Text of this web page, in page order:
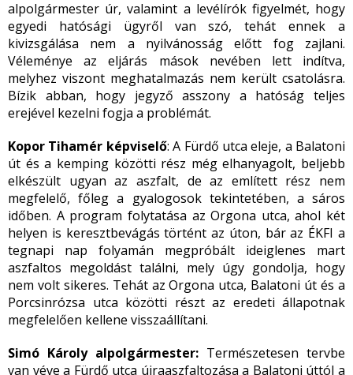
alpolgármester úr, valamint a levélírók figyelmét, hogy
egyedi hatósági ügyről van szó, tehát ennek a
kivizsgálása nem a nyilvánosság előtt fog zajlani.
Véleménye az eljárás mások nevében lett indítva,
melyhez viszont meghatalmazás nem került csatolásra.
Bízik abban, hogy jegyző asszony a hatóság teljes
erejével kezelni fogja a problémát.
Kopor Tihamér képviselő: A Fürdő utca eleje, a Balatoni
út és a kemping közötti rész még elhanyagolt, beljebb
elkészült ugyan az aszfalt, de az említett rész nem
megfelelő, főleg a gyalogosok tekintetében, a sáros
időben. A program folytatása az Orgona utca, ahol két
helyen is keresztbevágás történt az úton, bár az ÉKFI a
tegnapi nap folyamán megpróbált ideiglenes mart
aszfaltos megoldást találni, mely úgy gondolja, hogy
nem volt sikeres. Tehát az Orgona utca, Balatoni út és a
Porcsinrózsa utca közötti részt az eredeti állapotnak
megfelelően kellene visszaállítani.
Simó Károly alpolgármester: Természetesen tervbe
van véve a Fürdő utca újraaszfaltozása a Balatoni úttól a